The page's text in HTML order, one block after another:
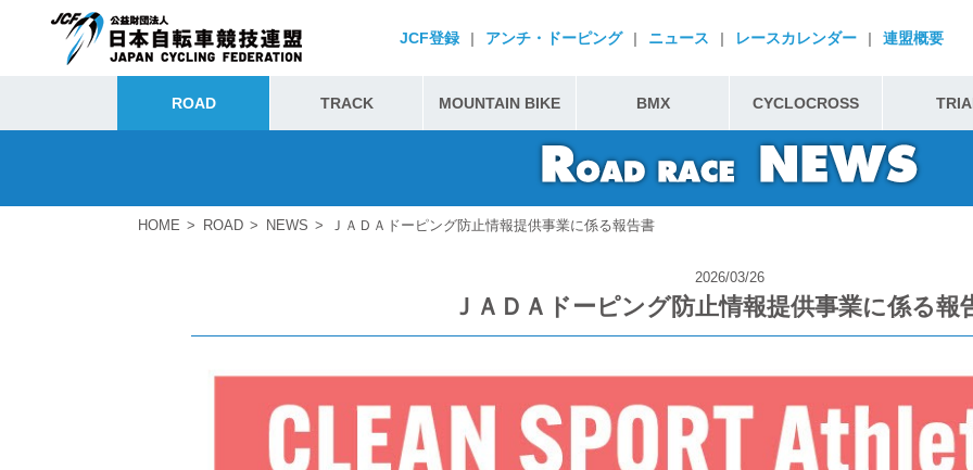
JCF登録 | アンチ・ドーピング | ニュース | レースカレンダー | 連盟概要
ROAD TRACK MOUNTAIN BIKE BMX CYCLOCROSS
HOME ROAD NEWS ＪＡＤＡドーピング防止情報提供事業に係る報告書
2026/03/26
ＪＡＤＡドーピング防止情報提供事業に係る報